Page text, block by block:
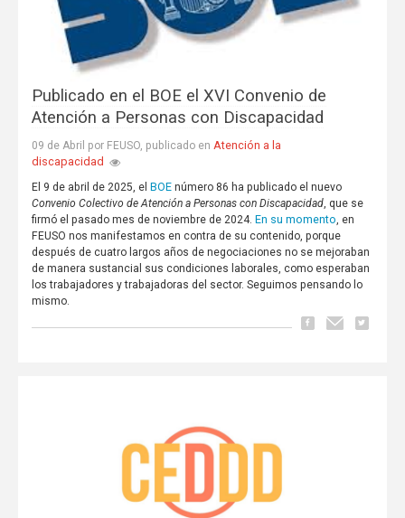
Publicado en el BOE el XVI Convenio de
Atención a Personas con Discapacidad
09 de Abril por FEUSO, publicado en Atención a la
discapacidad
El 9 de abril de 2025, el BOEnúmero 86 ha publicado el nuevo
Convenio Colectivo de Atención a Personas con Discapacidad, que se
firmó el pasado mes de noviembre de 2024. En su momento, en
FEUSO nos manifestamos en contra de su contenido, porque
después de cuatro largos años de negociaciones no se mejoraban
de manera sustancial sus condiciones laborales, como esperaban
los trabajadores y trabajadoras del sector. Seguimos pensando lo
mismo.